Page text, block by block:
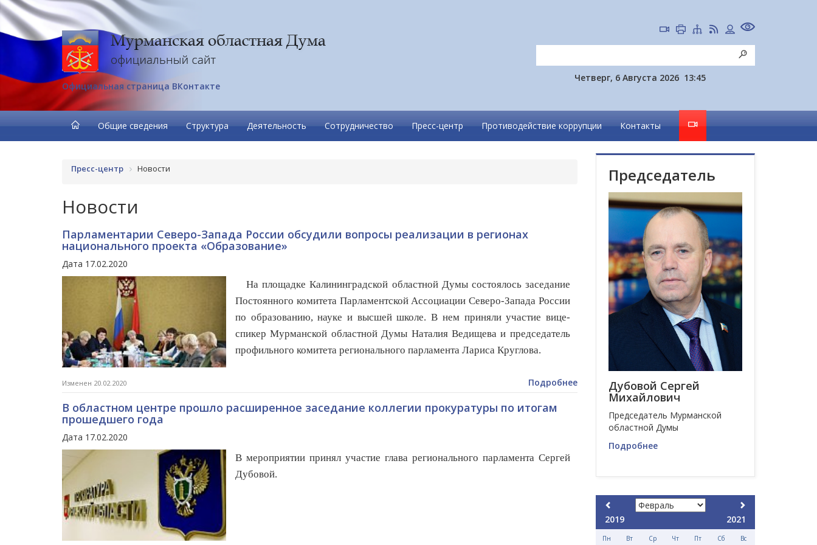
Официальная страница ВКонтакте
Четверг, 6 Августа 2026 13:45
Общие сведения Структура Деятельность Сотрудничество Пресс-центр Противодействие коррупции Контакты
Пресс-центр Новости
Новости
Парламентарии Северо-Запада России обсудили вопросы реализации в регионах
национального проекта «Образование»
Дата 17.02.2020
На площадке Калининградской областной Думы состоялось заседание
Постоянного комитета Парламентской Ассоциации Северо-Запада России
по образованию, науке и высшей школе. В нем приняли участие вице-
спикер Мурманской областной Думы Наталия Ведищева и председатель
профильного комитета регионального парламента Лариса Круглова.
Изменен 20.02.2020 Подробнее
В областном центре прошло расширенное заседание коллегии прокуратуры по итогам
прошедшего года
Дата 17.02.2020
В мероприятии принял участие глава регионального парламента Сергей
Дубовой.
Председатель
Дубовой Сергей
Михайлович
Председатель Мурманской
областной Думы
Подробнее
2019 2021
Пн Вт Ср Чт Пт Сб Вс